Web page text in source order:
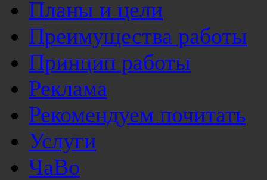
Планы и цели
Преимущества работы
Принцип работы
Реклама
Рекомендуем почитать
Услуги
ЧаВо